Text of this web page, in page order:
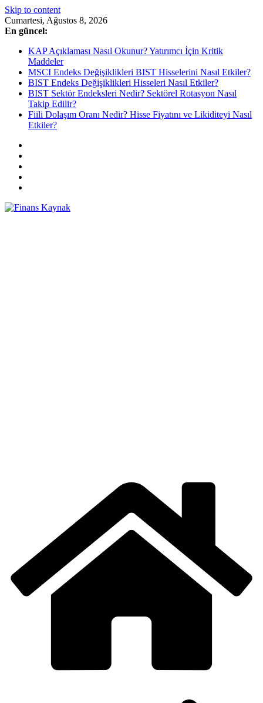
Skip to content
Cumartesi, Ağustos 8, 2026
En güncel:
KAP Açıklaması Nasıl Okunur? Yatırımcı İçin Kritik
Maddeler
MSCI Endeks Değişiklikleri BIST Hisselerini Nasıl Etkiler?
BIST Endeks Değişiklikleri Hisseleri Nasıl Etkiler?
BIST Sektör Endeksleri Nedir? Sektörel Rotasyon Nasıl
Takip Edilir?
Fiili Dolaşım Oranı Nedir? Hisse Fiyatını ve Likiditeyi Nasıl
Etkiler?